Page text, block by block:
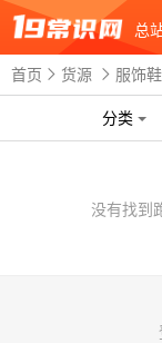
总
首页 货源 服饰
分类
没有找到